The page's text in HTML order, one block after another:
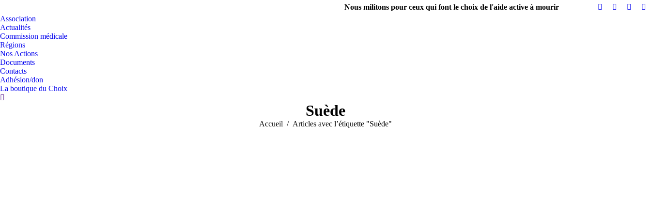
Nous militons pour ceux qui font le choix de l'aide active à mourir
Association
Actualités
Commission médicale
Régions
Nos Actions
Documents
Contacts
Adhésion/don
La boutique du Choix
Suède
Vous êtes ici :
Accueil Articles avec l’étiquette "Suède"